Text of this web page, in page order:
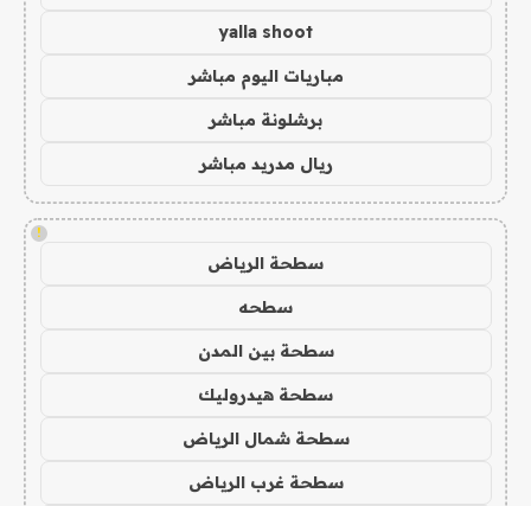
yalla shoot
مباريات اليوم مباشر
برشلونة مباشر
ريال مدريد مباشر
!
سطحة الرياض
سطحه
سطحة بين المدن
سطحة هيدروليك
سطحة شمال الرياض
سطحة غرب الرياض